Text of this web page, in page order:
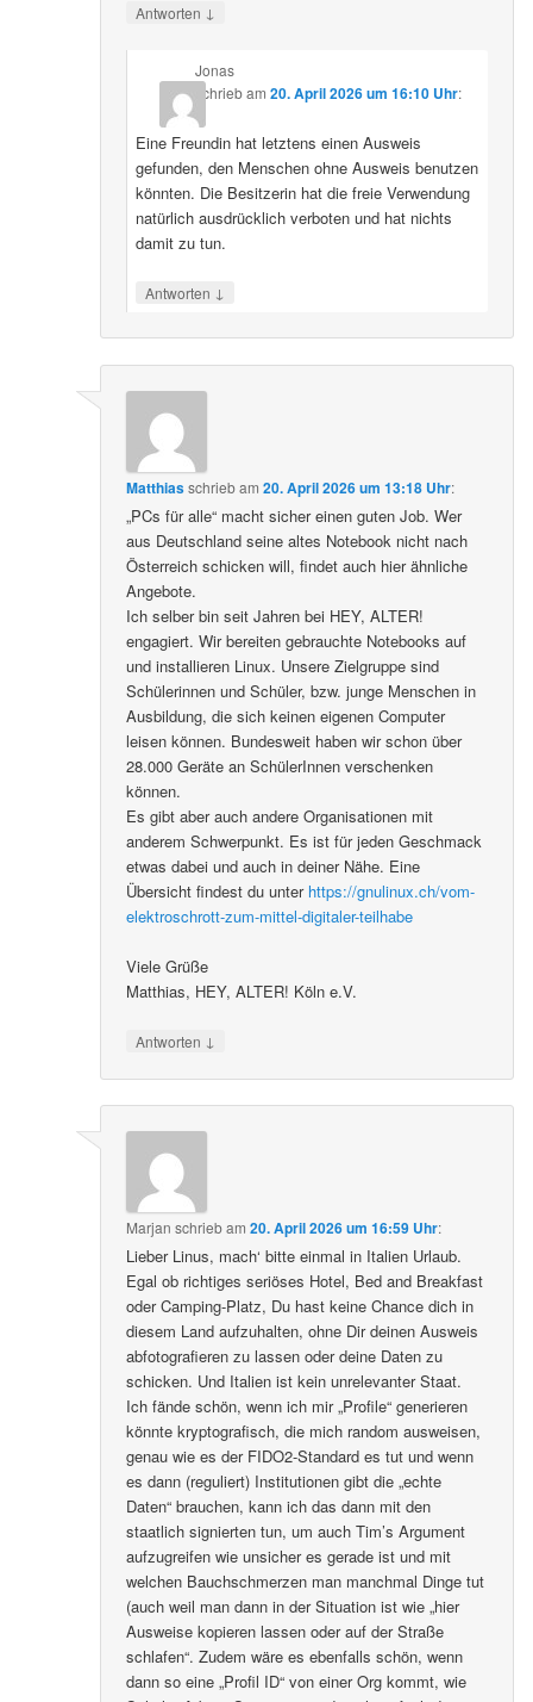
Antworten ↓
Jonas
schriebam 20. April 2026 um 16:10 Uhr:
Eine Freundin hat letztens einen Ausweis
gefunden, den Menschen ohne Ausweis benutzen
könnten. Die Besitzerin hat die freie Verwendung
natürlich ausdrücklich verboten und hat nichts
damit zu tun.
Antworten ↓
Matthiasschriebam20. April 2026 um 13:18 Uhr:
„PCs für alle“ macht sicher einen guten Job. Wer
aus Deutschland seine altes Notebook nicht nach
Österreich schicken will, findet auch hier ähnliche
Angebote.
Ich selber bin seit Jahren bei HEY, ALTER!
engagiert. Wir bereiten gebrauchte Notebooks auf
und installieren Linux. Unsere Zielgruppe sind
Schülerinnen und Schüler, bzw. junge Menschen in
Ausbildung, die sich keinen eigenen Computer
leisen können. Bundesweit haben wir schon über
28.000 Geräte an SchülerInnen verschenken
können.
Es gibt aber auch andere Organisationen mit
anderem Schwerpunkt. Es ist für jeden Geschmack
etwas dabei und auch in deiner Nähe. Eine
Übersicht findest du unter https://gnulinux.ch/vom-
elektroschrott-zum-mittel-digitaler-teilhabe
Viele Grüße
Matthias, HEY, ALTER! Köln e.V.
Antworten ↓
Marjan schriebam20. April 2026 um 16:59 Uhr:
Lieber Linus, mach‘ bitte einmal in Italien Urlaub.
Egal ob richtiges seriöses Hotel, Bed and Breakfast
oder Camping-Platz, Du hast keine Chance dich in
diesem Land aufzuhalten, ohne Dir deinen Ausweis
abfotografieren zu lassen oder deine Daten zu
schicken. Und Italien ist kein unrelevanter Staat.
Ich fände schön, wenn ich mir „Profile“ generieren
könnte kryptografisch, die mich random ausweisen,
genau wie es der FIDO2-Standard es tut und wenn
es dann (reguliert) Institutionen gibt die „echte
Daten“ brauchen, kann ich das dann mit den
staatlich signierten tun, um auch Tim’s Argument
aufzugreifen wie unsicher es gerade ist und mit
welchen Bauchschmerzen man manchmal Dinge tut
(auch weil man dann in der Situation ist wie „hier
Ausweise kopieren lassen oder auf der Straße
schlafen“. Zudem wäre es ebenfalls schön, wenn
dann so eine „Profil ID“ von einer Org kommt, wie